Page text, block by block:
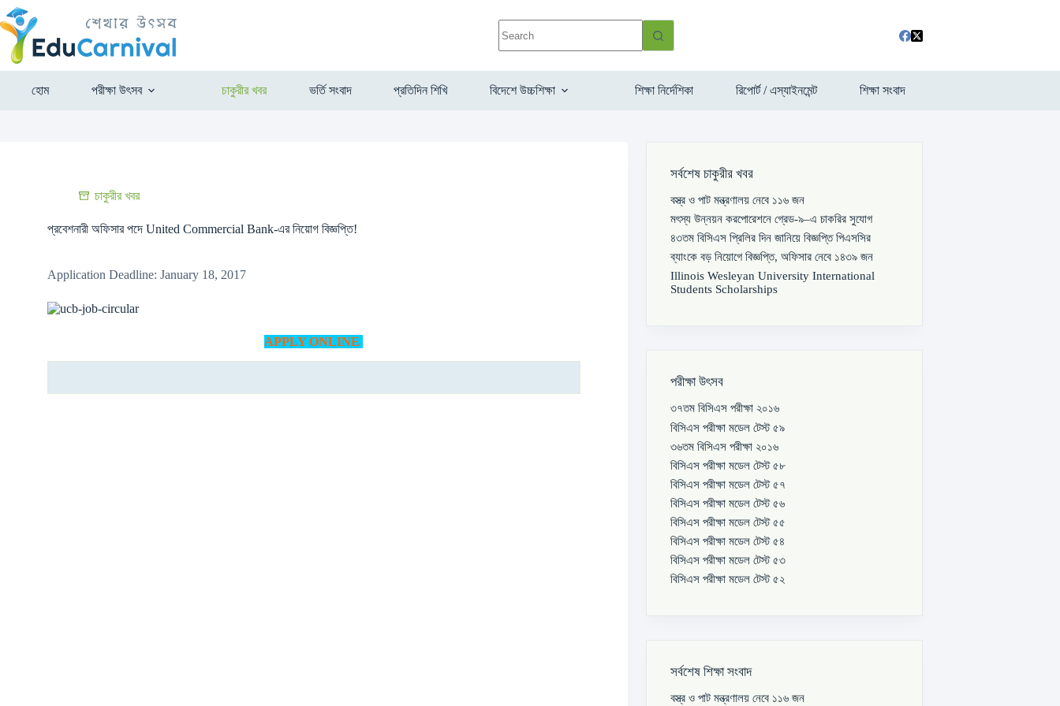
হোম পরীক্ষা উৎসব চাকুরীর খবর ভর্তি সংবাদ প্রতিদিন শিখি বিদেশে উচ্চশিক্ষা শিক্ষা নির্দেশিকা রিপোর্ট / এস্যাইনমেন্ট শিক্ষা সংবাদ
চাকুরীর খবর
প্রবেশনারী অফিসার পদে United Commercial Bank-এর নিয়োগ বিজ্ঞপ্তি!
Application Deadline: January 18, 2017
APPLY ONLINE
সর্বশেষ চাকুরীর খবর
বস্ত্র ও পাট মন্ত্রণালয় নেবে ১১৬ জন
মৎস্য উন্নয়ন করপোরেশনে গ্রেড-৯–এ চাকরির সুযোগ
৪৩তম বিসিএস প্রিলির দিন জানিয়ে বিজ্ঞপ্তি পিএসসির
ব্যাংকে বড় নিয়োগে বিজ্ঞপ্তি, অফিসার নেবে ১৪৩৯ জন
Illinois Wesleyan University International
Students Scholarships
পরীক্ষা উৎসব
৩৭তম বিসিএস পরীক্ষা ২০১৬
বিসিএস পরীক্ষা মডেল টেস্ট ৫৯
৩৬তম বিসিএস পরীক্ষা ২০১৬
বিসিএস পরীক্ষা মডেল টেস্ট ৫৮
বিসিএস পরীক্ষা মডেল টেস্ট ৫৭
বিসিএস পরীক্ষা মডেল টেস্ট ৫৬
বিসিএস পরীক্ষা মডেল টেস্ট ৫৫
বিসিএস পরীক্ষা মডেল টেস্ট ৫৪
বিসিএস পরীক্ষা মডেল টেস্ট ৫৩
বিসিএস পরীক্ষা মডেল টেস্ট ৫২
সর্বশেষ শিক্ষা সংবাদ
বস্ত্র ও পাট মন্ত্রণালয় নেবে ১১৬ জন